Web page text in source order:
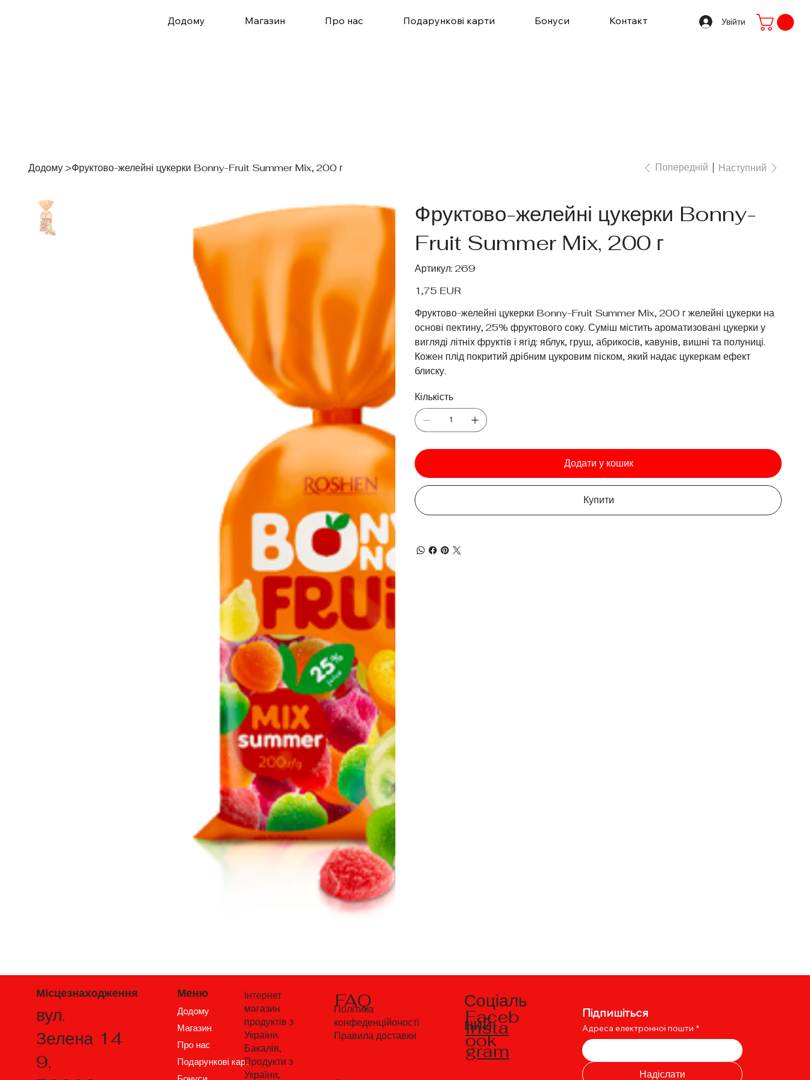
Увійти
Додому Магазин Про нас Подарункові карти Бонуси Контакт
Додому >Фруктово-желейні цукерки Bonny-Fruit Summer Mix, 200 г Попередній Наступний
Фруктово-желейні цукерки Bonny-
Fruit Summer Mix, 200 г
Артикул: Артикул
269
269
Ціна
1,75 EUR
Фруктово-желейні цукерки Bonny-Fruit Summer Mix, 200 г желейні цукерки на
основі пектину, 25% фруктового соку. Суміш містить ароматизовані цукерки у
вигляді літніх фруктів і ягід: яблук, груш, абрикосів, кавунів, вишні та полуниці.
Кожен плід покритий дрібним цукровим піском, який надає цукеркам ефект
блиску.
Кількість
Додати у кошик
Купити
Місцезнаходження
вул.
Зелена 14
9,
Меню
Додому
Магазин
Про нас
Подарункові карти
Інтернет
магазин
продуктів з
України.
Бакалія,
Продукти з
України,
FAQ
Політика
конфеденційоності
Правила доставки
Соціаль
ний
Faceb
ook
Insta
gram
Підпишіться
Адреса електронної пошти *
Надіслати